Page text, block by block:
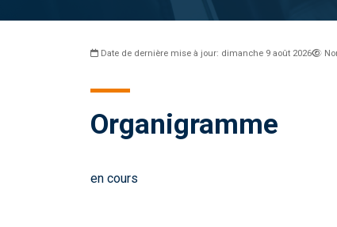
Date de dernière mise à jour: dimanche 9 août 2026
Organigramme
en cours